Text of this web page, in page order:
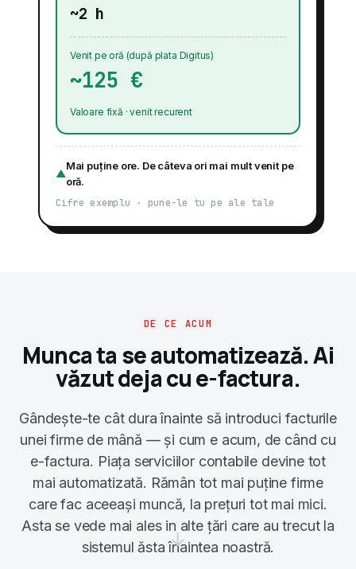
~2 h
Venit pe oră (după plata Digitus)
~125 €
Valoare fixă · venit recurent
▲
Mai puține ore. De câteva ori mai mult venit pe
oră.
Cifre exemplu · pune-le tu pe ale tale
DE CE ACUM
Munca ta se automatizează. Ai
văzut deja cu e-factura.
Gândește-te cât dura înainte să introduci facturile
unei firme de mână — și cum e acum, de când cu
e-factura. Piața serviciilor contabile devine tot
mai automatizată. Rămân tot mai puține firme
care fac aceeași muncă, la prețuri tot mai mici.
Asta se vede mai ales in alte țări care au trecut la
sistemul ăsta înaintea noastră.
→